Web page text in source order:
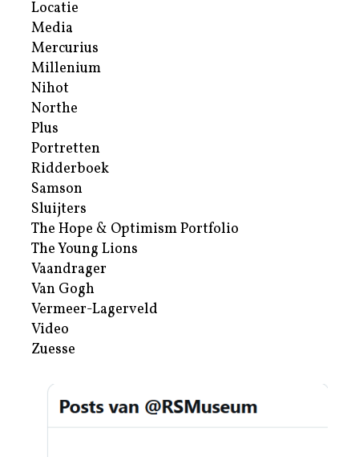
Locatie
Media
Mercurius
Millenium
Nihot
Northe
Plus
Portretten
Ridderboek
Samson
Sluijters
The Hope & Optimism Portfolio
The Young Lions
Vaandrager
Van Gogh
Vermeer-Lagerveld
Video
Zuesse